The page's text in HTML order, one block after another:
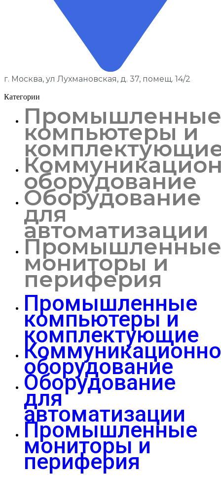
г. Москва, ул Лухмановская, д. 37, помещ. 14/2
Категории
Промышленные
компьютеры и
оборудование
Оборудование
для
автоматизации
Промышленные
мониторы и
периферия
Промышленные
компьютеры и
комплектующие
оборудование
Оборудование
для
автоматизации
Промышленные
мониторы и
периферия